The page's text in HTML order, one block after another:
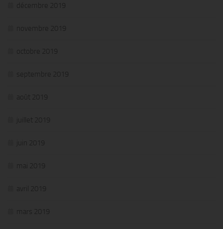
décembre 2019
novembre 2019
octobre 2019
septembre 2019
août 2019
juillet 2019
juin 2019
mai 2019
avril 2019
mars 2019